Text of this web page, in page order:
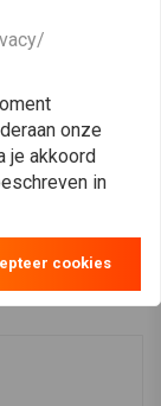
09 Serie
onze
je akkoord
in
cookies